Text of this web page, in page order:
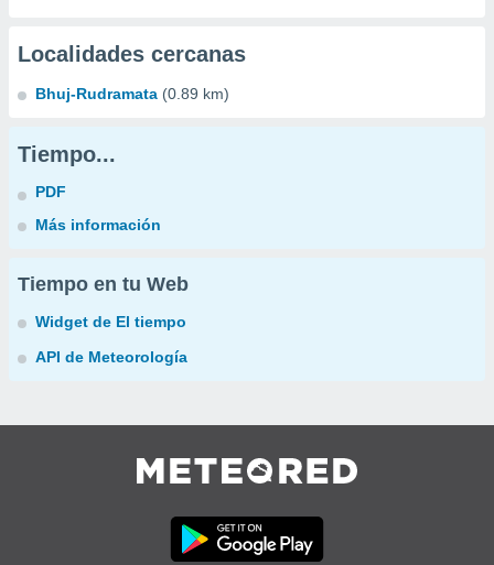
Localidades cercanas
Bhuj-Rudramata (0.89 km)
Tiempo...
PDF
Más información
Tiempo en tu Web
Widget de El tiempo
API de Meteorología